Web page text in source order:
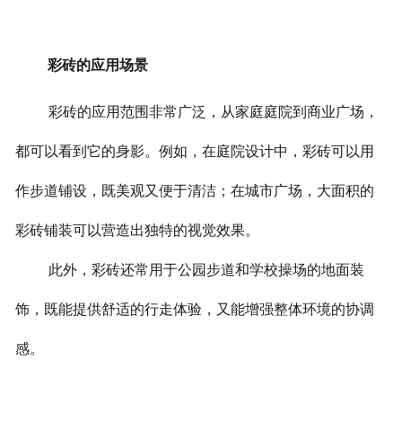
彩砖的应用场景
彩砖的应用范围非常广泛，从家庭庭院到商业广场，
都可以看到它的身影。例如，在庭院设计中，彩砖可以用
作步道铺设，既美观又便于清洁；在城市广场，大面积的
彩砖铺装可以营造出独特的视觉效果。
此外，彩砖还常用于公园步道和学校操场的地面装
饰，既能提供舒适的行走体验，又能增强整体环境的协调
感。